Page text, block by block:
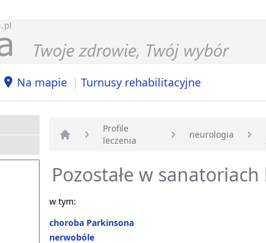
Na mapie | Turnusy rehabilitacyjne
Strona główna
Profile
leczenia
neurologia
Pozostałe w
w tym:
choroba Parkinsona
nerwobóle